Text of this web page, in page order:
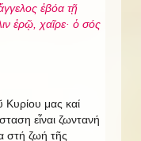
ἐβόα τῇ
ἐρῷ, χαῖρε· ὁ σός
μας καί
εἶναι ζωντανή
στή ζωή τῆς